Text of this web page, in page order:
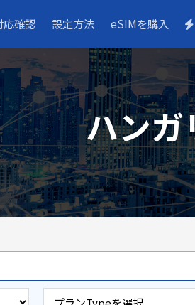
応確認 設定方法 eSIMを購入
ハンガ